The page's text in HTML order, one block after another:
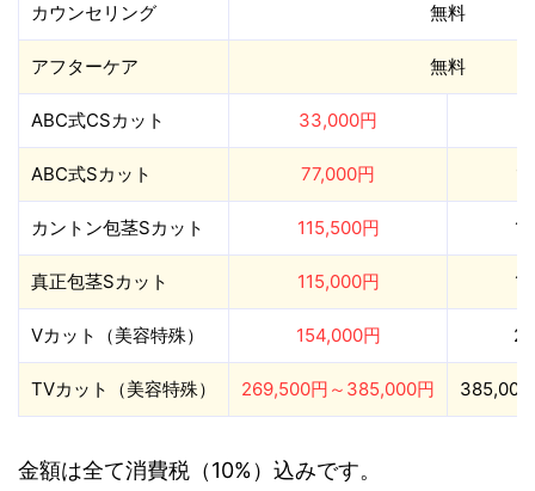
カウンセリング 無料
アフターケア 無料
ABC式CSカット 33,000円
ABC式Sカット 77,000円
カントン包茎Sカット 115,500円
真正包茎Sカット 115,000円
Vカット（美容特殊） 154,000円
TVカット（美容特殊） 269,500円～385,000円 385,000
金額は全て消費税（10%）込みです。